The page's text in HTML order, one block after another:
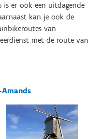
er ook een uitdagende
kan je ook de
van
met de route van